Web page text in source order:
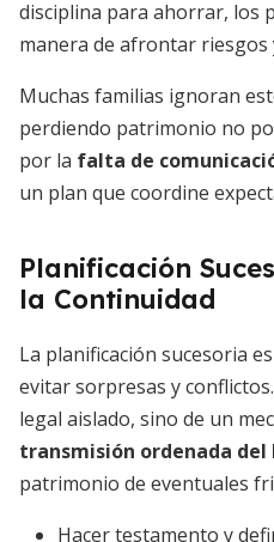
disciplina para ahorrar, los
manera de afrontar riesgos
Muchas familias ignoran
perdiendo patrimonio no
por la falta de
un plan que coordine
Planificación
la Continuidad
La planificación sucesoria
evitar sorpresas y
legal aislado, sino de un
transmisión ordenada del
patrimonio de eventuales
Hacer testamento y